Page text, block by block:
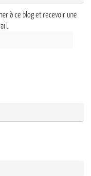
à ce blog et recevoir une